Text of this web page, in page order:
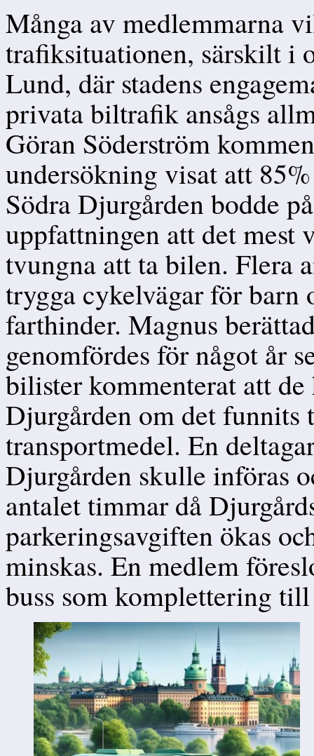
Många av medlemmarna
trafiksituationen, särskilt i
Lund, där stadens
privata biltrafik ansågs
Göran Söderström
undersökning visat att
Södra Djurgården bodde
uppfattningen att det mest
tvungna att ta bilen. Flera
trygga cykelvägar för barn
farthinder. Magnus
genomfördes för något år
bilister kommenterat att
Djurgården om det
transportmedel. En
Djurgården skulle införas
antalet timmar då
parkeringsavgiften ökas
minskas. En medlem
buss som komplettering